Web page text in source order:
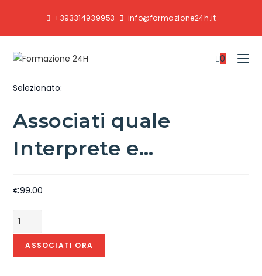
+393314939953 info@formazione24h.it
0
Selezionato:
Associati quale
Interprete e…
€99.00
ASSOCIATI ORA